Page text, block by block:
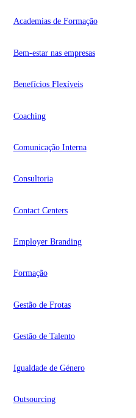
Academias de Formação
Bem-estar nas empresas
Benefícios Flexíveis
Coaching
Comunicação Interna
Consultoria
Contact Centers
Employer Branding
Formação
Gestão de Frotas
Gestão de Talento
Igualdade de Género
Outsourcing